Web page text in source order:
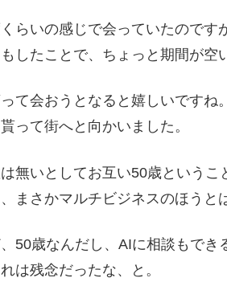
らいの感じで会っていたのです
したことで、ちょっと期間が空
て会おうとなると嬉しいです
って街へと向かいました。
無いとしてお互い50歳という
まさかマルチビジネスのほうと
50歳なんだし、AIに相談もで
は残念だったな、と。